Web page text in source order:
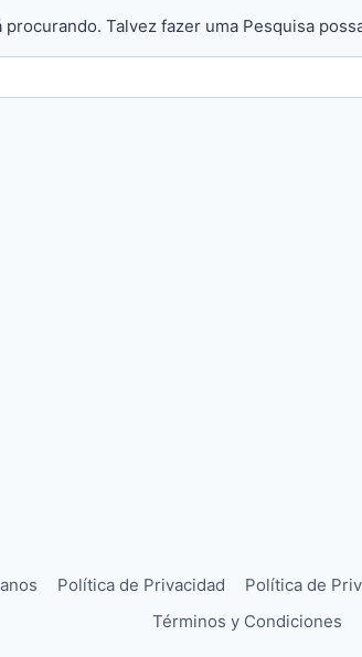
Talvez fazer uma Pesquisa
Política de Privacidad Política de
Términos y Condiciones